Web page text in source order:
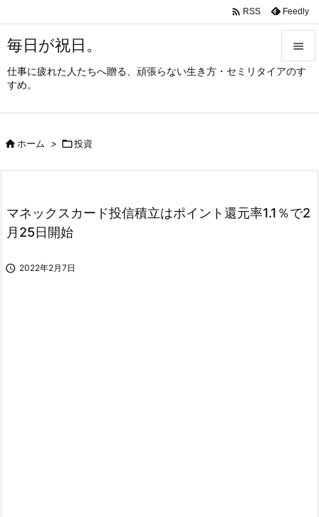
毎日が祝日。
仕事に疲れた人たちへ贈る、頑張らない生き方・セミリタイアのす
すめ。




 RSS Feedly
ホーム > 投資
マネックスカード投信積立はポイント還元率1.1％で2
月25日開始
 2022年2月7日